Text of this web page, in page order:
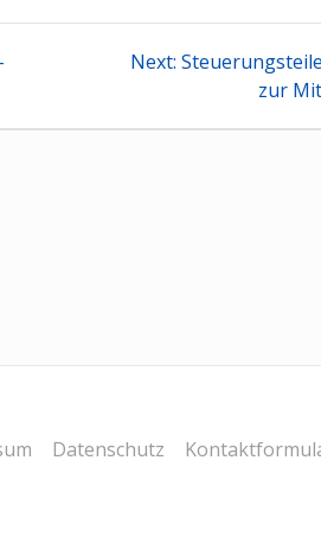
Next: Next
zur
Datenschutz